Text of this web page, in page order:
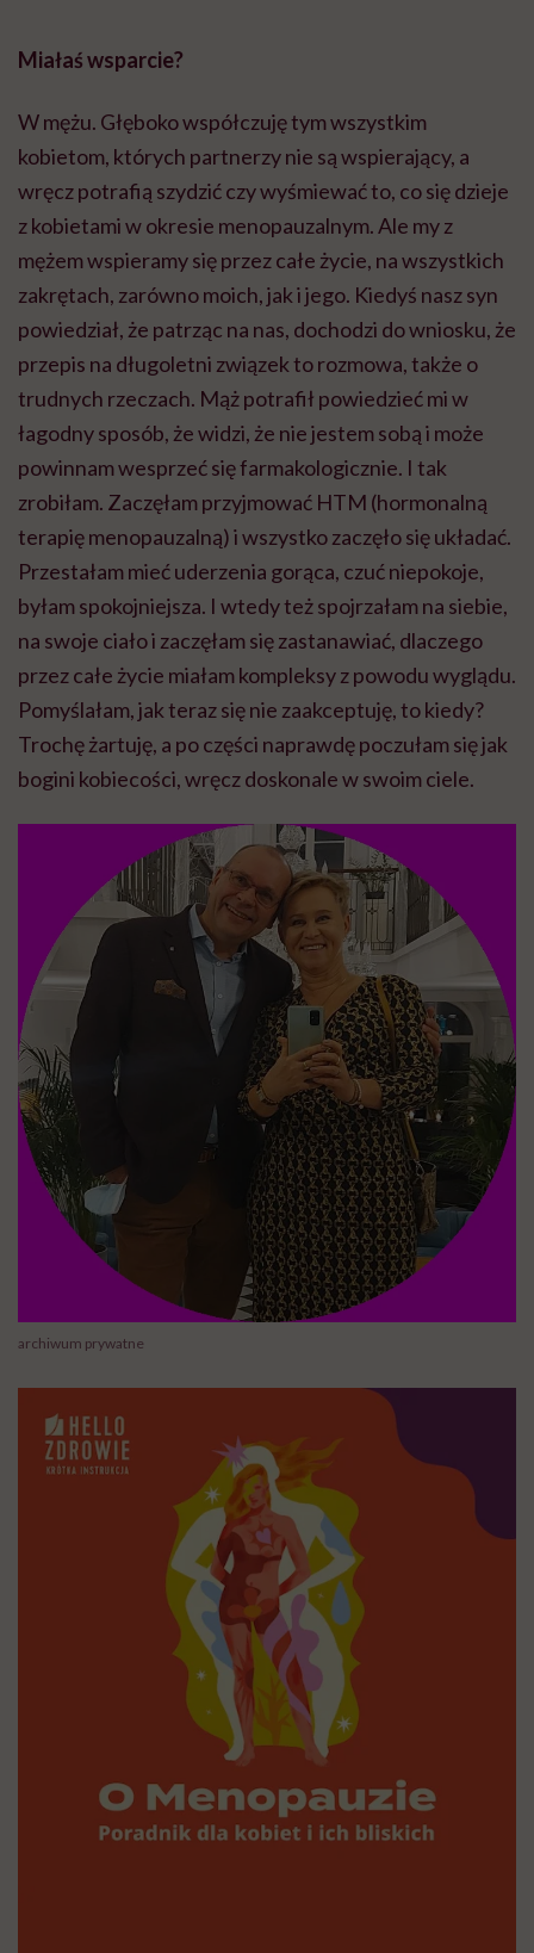
Miałaś wsparcie?
W mężu. Głęboko współczuję tym wszystkim
kobietom, których partnerzy nie są wspierający, a
wręcz potrafią szydzić czy wyśmiewać to, co się dzieje
z kobietami w okresie menopauzalnym. Ale my z
mężem wspieramy się przez całe życie, na wszystkich
zakrętach, zarówno moich, jak i jego. Kiedyś nasz syn
powiedział, że patrząc na nas, dochodzi do wniosku, że
przepis na długoletni związek to rozmowa, także o
trudnych rzeczach. Mąż potrafił powiedzieć mi w
łagodny sposób, że widzi, że nie jestem sobą i może
powinnam wesprzeć się farmakologicznie. I tak
zrobiłam. Zaczęłam przyjmować HTM (hormonalną
terapię menopauzalną) i wszystko zaczęło się układać.
Przestałam mieć uderzenia gorąca, czuć niepokoje,
byłam spokojniejsza. I wtedy też spojrzałam na siebie,
na swoje ciało i zaczęłam się zastanawiać, dlaczego
przez całe życie miałam kompleksy z powodu wyglądu.
Pomyślałam, jak teraz się nie zaakceptuję, to kiedy?
Trochę żartuję, a po części naprawdę poczułam się jak
bogini kobiecości, wręcz doskonale w swoim ciele.
archiwum prywatne